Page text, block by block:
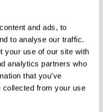
and ads, to
to analyse our traffic.
your use of our site with
analytics partners who
that you’ve
collected from your use